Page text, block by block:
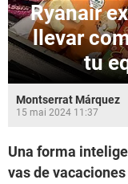
Ryanair
llevar
tu
Montserrat Márquez
15 mai 2024 11:37
Una forma
vas de